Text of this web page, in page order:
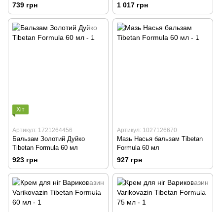
739 грн 1 017 грн
Хіт
Артикул: 1721264456
Бальзам Золотий Дуйко
Tibetan Formula 60 мл
923 грн
Артикул: 1027126670
Мазь Насья бальзам Tibetan
Formula 60 мл
927 грн